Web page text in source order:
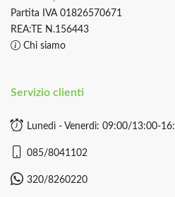
Partita IVA 01826570671
REA:TE N.156443
Chi siamo
Servizio clienti
Lunedì - Venerdì: 09:00/13:00-
085/8041102
320/8260220